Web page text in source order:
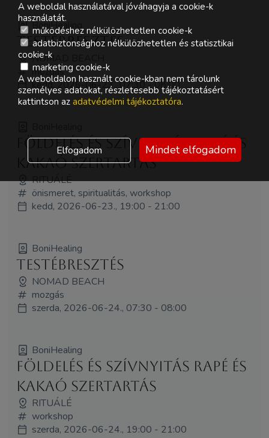
BoniHealing
Testébresztés
NOMAD BEACH
mozgás
kedd, 2026-06-23., 07:30 - 08:00
Földelés és Szívnyitás Rapé és
Kakaó Szertartás
RITUÁLÉ
önismeret, spiritualitás, workshop
kedd, 2026-06-23., 19:00 - 21:00
BoniHealing
Testébresztés
NOMAD BEACH
mozgás
szerda, 2026-06-24., 07:30 - 08:00
BoniHealing
Földelés és Szívnyitás Rapé és
Kakaó Szertartás
RITUÁLÉ
workshop
szerda, 2026-06-24., 19:00 - 21:00
A weboldal használatával jóváhagyja a cookie-k
használatát.
működéshez nélkülözhetetlen cookie-k
adatbiztonsághoz nélkülözhetetlen és statisztikai
cookie-k
marketing cookie-k
A weboldalon használt cookie-kban nem tárolunk
személyes adatokat, részletesebb tájékoztatásért
kattintson az adatvédelmi tájékoztatóra.
Elfogadom Mindet elfogadom